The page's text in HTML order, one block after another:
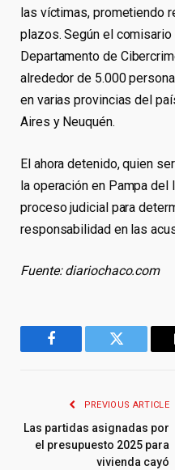
las víctimas, prometiendo
plazos. Según el comisario
Departamento de
alrededor de 5.000
en varias provincias del
Aires y Neuquén.
El ahora detenido, quien
la operación en Pampa del
proceso judicial para
responsabilidad en las
Fuente: diariochaco.com
Facebook Twitter
PREVIOUS ARTICLE
Las partidas asignadas por
el presupuesto 2025 para
vivienda cayó